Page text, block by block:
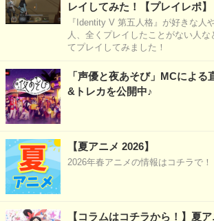
レイしてみた！【プレイレポ】
『Identity V 第五人格』が好きな人
人、全くプレイしたことがない人
てプレイしてみました！
「声優と夜あそび」MCによる
&トレカを公開中♪
【夏アニメ 2026】
2026年春アニメの情報はコチラで！
【コラムはコチラから！】夏